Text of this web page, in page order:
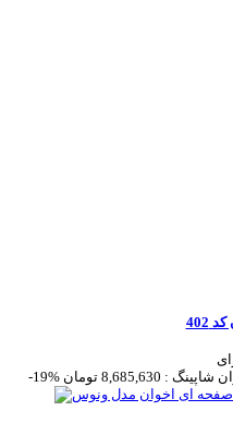
402
-19%
شاپینگ : 8,685,630 تومان